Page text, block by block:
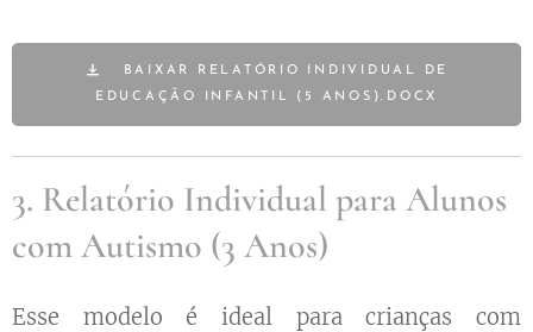
BAIXAR RELATÓRIO INDIVIDUAL DE
EDUCAÇÃO INFANTIL (5 ANOS).DOCX
3. Relatório Individual para Alunos
com Autismo (3 Anos)
Esse modelo é ideal para crianças com